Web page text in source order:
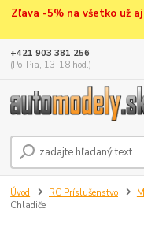
Zľava -5% na všetko už
+421 903 381 256
(Po-Pia, 13-18 hod.)
Úvod RC Príslušenstvo
Chladiče